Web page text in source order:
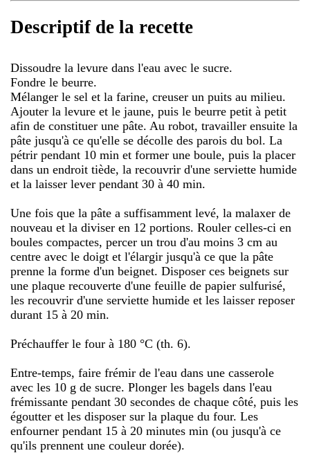
Descriptif de la recette
Dissoudre la levure dans l'eau avec le sucre.
Fondre le beurre.
Mélanger le sel et la farine, creuser un puits au milieu.
Ajouter la levure et le jaune, puis le beurre petit à petit
afin de constituer une pâte. Au robot, travailler ensuite la
pâte jusqu'à ce qu'elle se décolle des parois du bol. La
pétrir pendant 10 min et former une boule, puis la placer
dans un endroit tiède, la recouvrir d'une serviette humide
et la laisser lever pendant 30 à 40 min.
Une fois que la pâte a suffisamment levé, la malaxer de
nouveau et la diviser en 12 portions. Rouler celles-ci en
boules compactes, percer un trou d'au moins 3 cm au
centre avec le doigt et l'élargir jusqu'à ce que la pâte
prenne la forme d'un beignet. Disposer ces beignets sur
une plaque recouverte d'une feuille de papier sulfurisé,
les recouvrir d'une serviette humide et les laisser reposer
durant 15 à 20 min.
Préchauffer le four à 180 °C (th. 6).
Entre-temps, faire frémir de l'eau dans une casserole
avec les 10 g de sucre. Plonger les bagels dans l'eau
frémissante pendant 30 secondes de chaque côté, puis les
égoutter et les disposer sur la plaque du four. Les
enfourner pendant 15 à 20 minutes min (ou jusqu'à ce
qu'ils prennent une couleur dorée).